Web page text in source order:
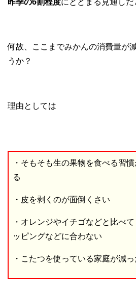
昨季の6割程度にとどまる見通しだ
何故、ここまでみかんの消費量が
うか？
理由としては
・そもそも生の果物を食べる習
る
・皮を剥くのが面倒くさい
・オレンジやイチゴなどと比べ
ッピングなどに合わない
・こたつを使っている家庭が減っ